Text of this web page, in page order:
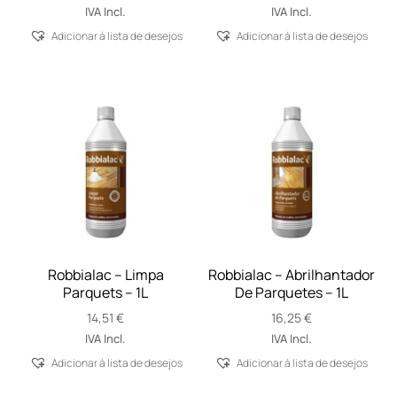
through
IVA Incl.
Adicionar á lista de desejos
IVA Incl.
Adicionar á lista de desejos
Robbialac – Limpa
Parquets – 1L
14,51€
IVA Incl.
Adicionar á lista de desejos
Robbialac – Abrilhantador
De Parquetes – 1L
16,25€
IVA Incl.
Adicionar á lista de desejos